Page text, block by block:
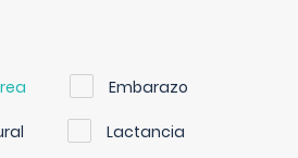
Embarazo
Lactancia